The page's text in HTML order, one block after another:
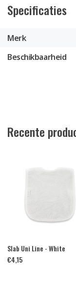
Specificaties
Merk
Beschikbaarheid
Recente
Slab Uni Line - White
€4,15